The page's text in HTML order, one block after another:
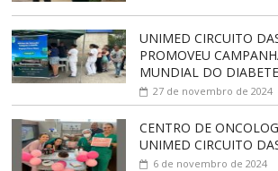
UNIMED CIRCUITO
PROMOVEU
MUNDIAL DO
27 de novembro de 2024
CENTRO DE
UNIMED CIRCUITO
6 de novembro de 2024